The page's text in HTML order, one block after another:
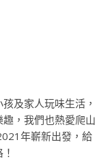
及家人玩味生活，
，我們也熱愛爬山
年嶄新出發，給